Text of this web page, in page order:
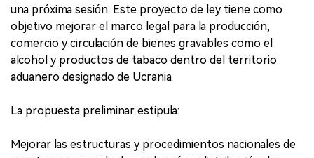
una próxima sesión. Este proyecto de ley tiene como
objetivo mejorar el marco legal para la producción,
comercio y circulación de bienes gravables como el
alcohol y productos de tabaco dentro del territorio
aduanero designado de Ucrania.
La propuesta preliminar estipula:
Mejorar las estructuras y procedimientos nacionales de